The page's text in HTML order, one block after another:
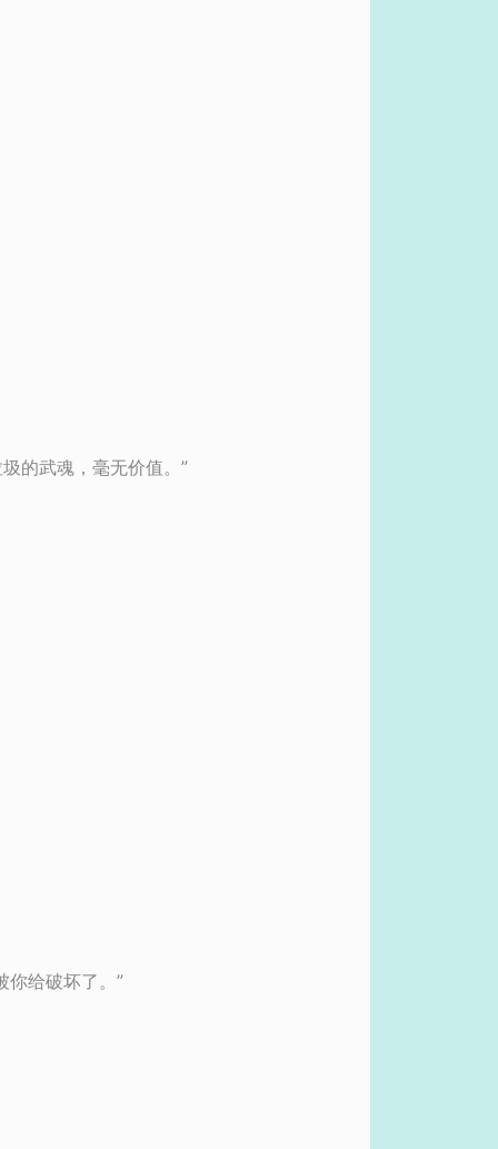
的武魂，毫无价值。”
你给破坏了。”